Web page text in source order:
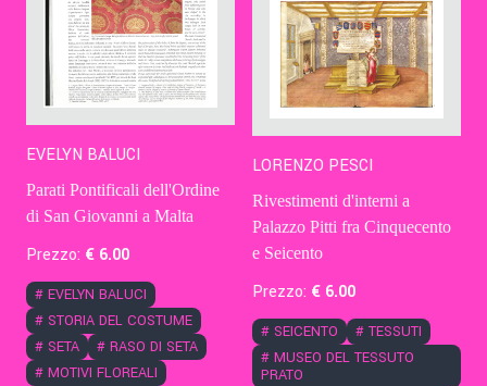
EVELYN BALUCI
Parati Pontificali dell'Ordine
di San Giovanni a Malta
Prezzo: € 6.00
# EVELYN BALUCI
# STORIA DEL COSTUME
# SETA # RASO DI SETA
# MOTIVI FLOREALI
LORENZO PESCI
Rivestimenti d'interni a
Palazzo Pitti fra Cinquecento
e Seicento
Prezzo: € 6.00
# SEICENTO # TESSUTI
# MUSEO DEL TESSUTO
PRATO